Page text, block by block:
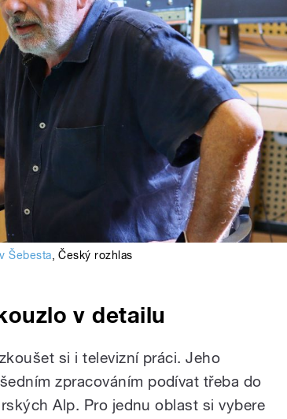
Šebesta,Český rozhlas
v detailu
si i televizní práci. Jeho
zpracováním podívat třeba do
Alp. Pro jednu oblast si vybere